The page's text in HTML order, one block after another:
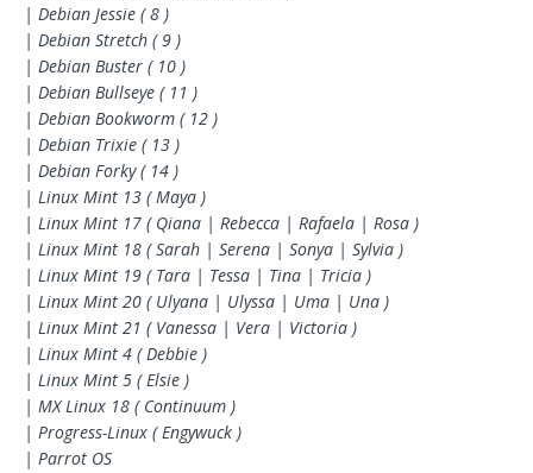
| Debian Jessie ( 8 )
| Debian Stretch ( 9 )
| Debian Buster ( 10 )
| Debian Bullseye ( 11 )
| Debian Bookworm ( 12 )
| Debian Trixie ( 13 )
| Debian Forky ( 14 )
| Linux Mint 13 ( Maya )
| Linux Mint 17 ( Qiana | Rebecca | Rafaela | Rosa )
| Linux Mint 18 ( Sarah | Serena | Sonya | Sylvia )
| Linux Mint 19 ( Tara | Tessa | Tina | Tricia )
| Linux Mint 20 ( Ulyana | Ulyssa | Uma | Una )
| Linux Mint 21 ( Vanessa | Vera | Victoria )
| Linux Mint 4 ( Debbie )
| Linux Mint 5 ( Elsie )
| MX Linux 18 ( Continuum )
| Progress-Linux ( Engywuck )
| Parrot OS